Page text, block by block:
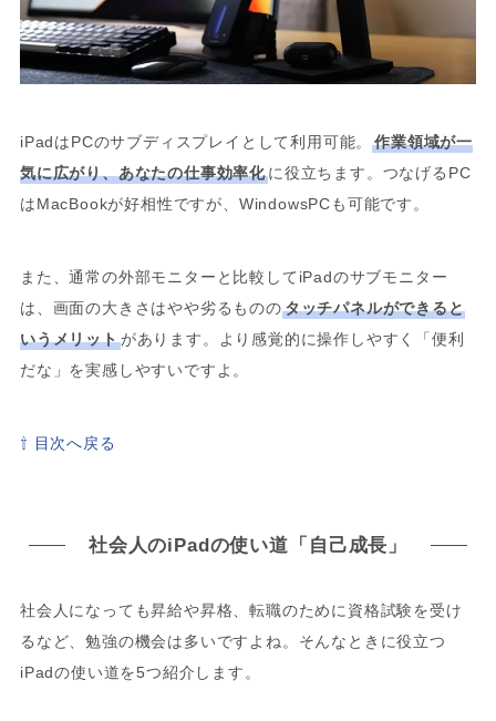
iPadはPCのサブディスプレイとして利用可能。作業領域が一
気に広がり、あなたの仕事効率化に役立ちます。つなげるPC
はMacBookが好相性ですが、WindowsPCも可能です。
また、通常の外部モニターと比較してiPadのサブモニター
は、画面の大きさはやや劣るもののタッチパネルができると
いうメリットがあります。より感覚的に操作しやすく「便利
だな」を実感しやすいですよ。
⇧ 目次へ戻る
社会人のiPadの使い道「自己成長」
社会人になっても昇給や昇格、転職のために資格試験を受け
るなど、勉強の機会は多いですよね。そんなときに役立つ
iPadの使い道を5つ紹介します。